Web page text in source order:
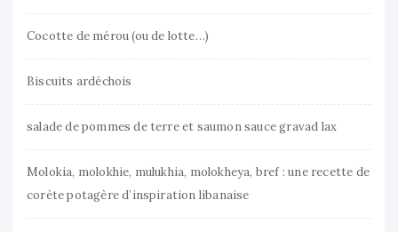
Cocotte de mérou (ou de lotte…)
Biscuits ardéchois
salade de pommes de terre et saumon sauce gravad lax
Molokia, molokhie, mulukhia, molokheya, bref : une recette de
corète potagère d’inspiration libanaise